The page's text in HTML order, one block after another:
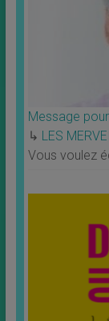
Message
↳ LES
Vous voulez